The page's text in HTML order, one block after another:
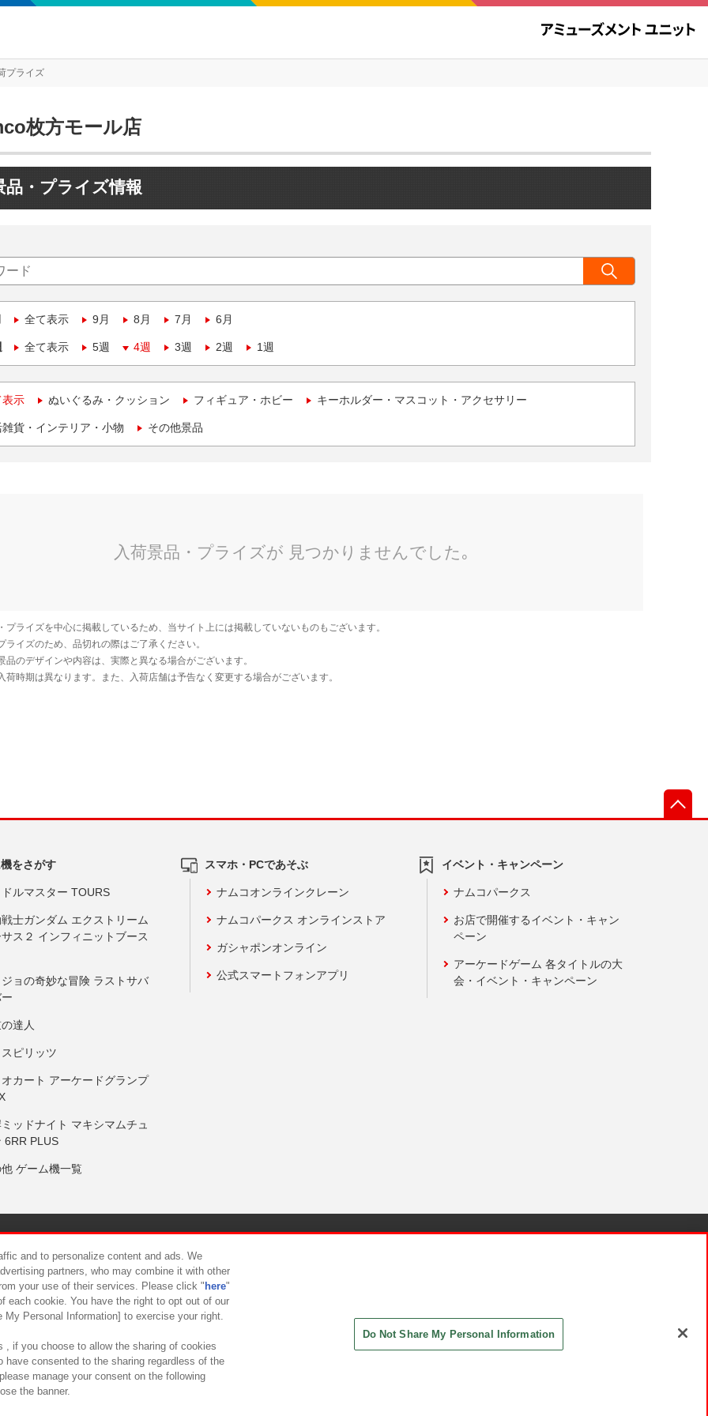
プライズ
枚方モール店
品・プライズ情報
全て表示 9月 8月 7月 6月
全て表示 5週 4週 3週 2週 1週
表示 ぬいぐるみ・クッション フィギュア・ホビー キーホルダー・マスコット・アクセサリー
貨・インテリア・小物 その他景品
をさがす
ルマスター TOURS
士ガンダム エクストリーム
ス２ インフィニットブース
ョの奇妙な冒険 ラストサバ
達人
ピリッツ
カート アーケードグランプ
ッドナイト マキシマムチュ
6RR PLUS
ゲーム機一覧
スマホ・PCであそぶ
ナムコオンラインクレーン
ナムコパークス オンラインストア
ガシャポンオンライン
公式スマートフォンアプリ
イベント・キャンペーン
ナムコパークス
お店で開催するイベント・キャン
ペーン
アーケードゲーム 各タイトルの大
会・イベント・キャンペーン
について カスタマーハラスメント対応方針
and to personalize content and ads. We
partners, who may combine it with other
your use of their services. Please click " here"
each cookie. You have the right to opt out of our
Personal Information] to exercise your right.
, if you choose to allow the sharing of cookies
have consented to the sharing regardless of the
manage your consent on the following
the banner.
Do Not Share My Personal Information